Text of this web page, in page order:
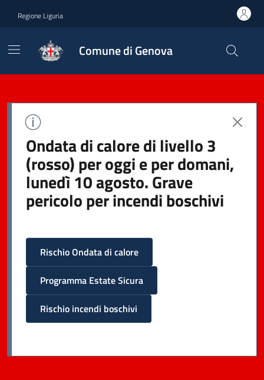
Regione Liguria
Comune di Genova
Ondata di calore di livello 3
(rosso) per oggi e per domani,
lunedì 10 agosto. Grave
pericolo per incendi boschivi
Rischio Ondata di calore
Programma Estate Sicura
Rischio incendi boschivi